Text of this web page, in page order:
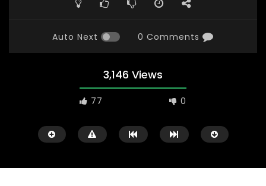
Auto Next 0 Comments
3,146 Views
77 0